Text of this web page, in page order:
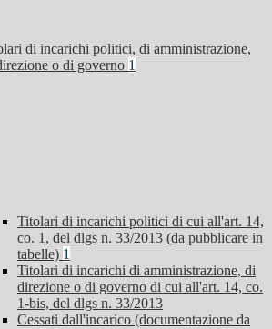
di incarichi politici, di amministrazione,
o di governo 1
Titolari di incarichi politici di cui all'art. 14,
co. 1, del dlgs n. 33/2013 (da pubblicare in
tabelle) 1
Titolari di incarichi di amministrazione, di
direzione o di governo di cui all'art. 14, co.
1-bis, del dlgs n. 33/2013
Cessati dall'incarico (documentazione da